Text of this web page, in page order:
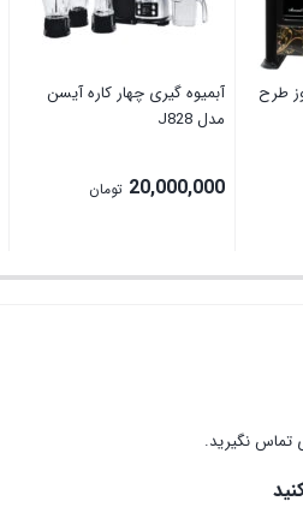
طرح
آبمیوه گیری چهار کاره آیسن
مدل J828
20,000,000 تومان
تماس نگیرید.